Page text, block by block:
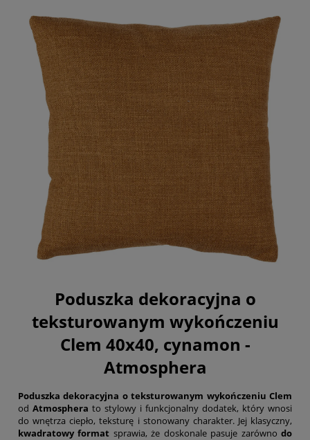
Poduszka dekoracyjna o
teksturowanym wykończeniu
Clem 40x40, cynamon -
Atmosphera
Poduszka dekoracyjna o teksturowanym wykończeniu Clem
od Atmosphera to stylowy i funkcjonalny dodatek, który wnosi
do wnętrza ciepło, teksturę i stonowany charakter. Jej klasyczny,
kwadratowy format sprawia, że doskonale pasuje zarównodo